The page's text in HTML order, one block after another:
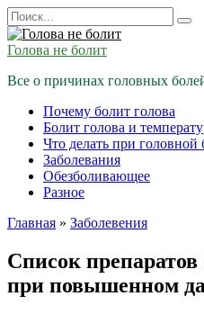
Перейти
к
содержанию
Search
for:
Голова не болит
Все о причинах головных
Почему болит голова
Болит голова и
Что делать при головной
Заболевания
Обезболивающее
Разное
Главная » Заболевения
Список препаратов
при повышенном